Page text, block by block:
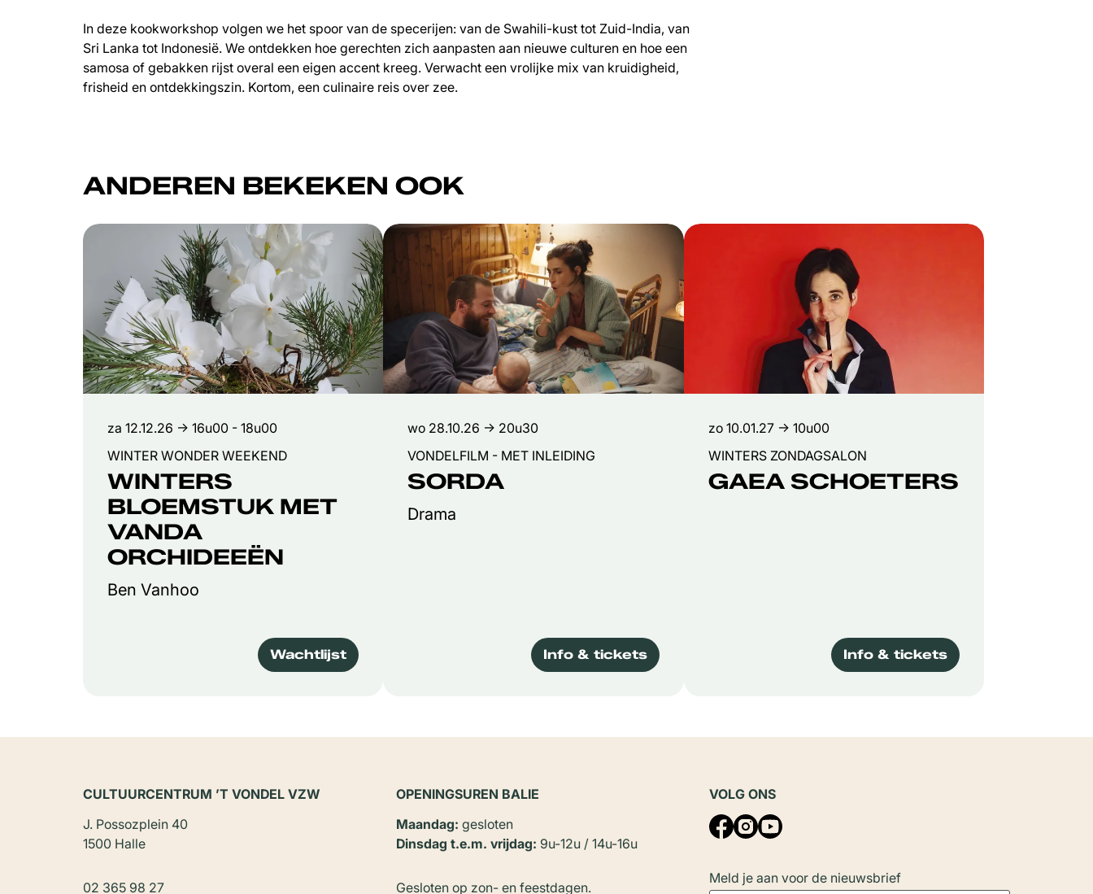
In deze kookworkshop volgen we het spoor van de specerijen: van de Swahili-kust tot Zuid-India, van
Sri Lanka tot Indonesië. We ontdekken hoe gerechten zich aanpasten aan nieuwe culturen en hoe een
samosa of gebakken rijst overal een eigen accent kreeg. Verwacht een vrolijke mix van kruidigheid,
frisheid en ontdekkingszin. Kortom, een culinaire reis over zee.
ANDEREN BEKEKEN OOK
Overslaan
WINTERS
BLOEMSTUK MET
VANDA
ORCHIDEEËN
Ben Vanhoo
WINTER WONDER WEEKEND
za 12.12.26 → 16u00 - 18u00
Wachtlijst
SORDA
Drama
VONDELFILM - MET INLEIDING
wo 28.10.26 → 20u30
Info & tickets
GAEA SCHOETERS
WINTERS ZONDAGSALON
zo 10.01.27 → 10u00
Info & tickets
CULTUURCENTRUM ’T VONDEL VZW
J. Possozplein 40
1500 Halle
02 365 98 27
OPENINGSUREN BALIE
Maandag: gesloten
Dinsdag t.e.m. vrijdag: 9u-12u / 14u-16u
Gesloten op zon- en feestdagen.
VOLG ONS
Meld je aan voor de nieuwsbrief